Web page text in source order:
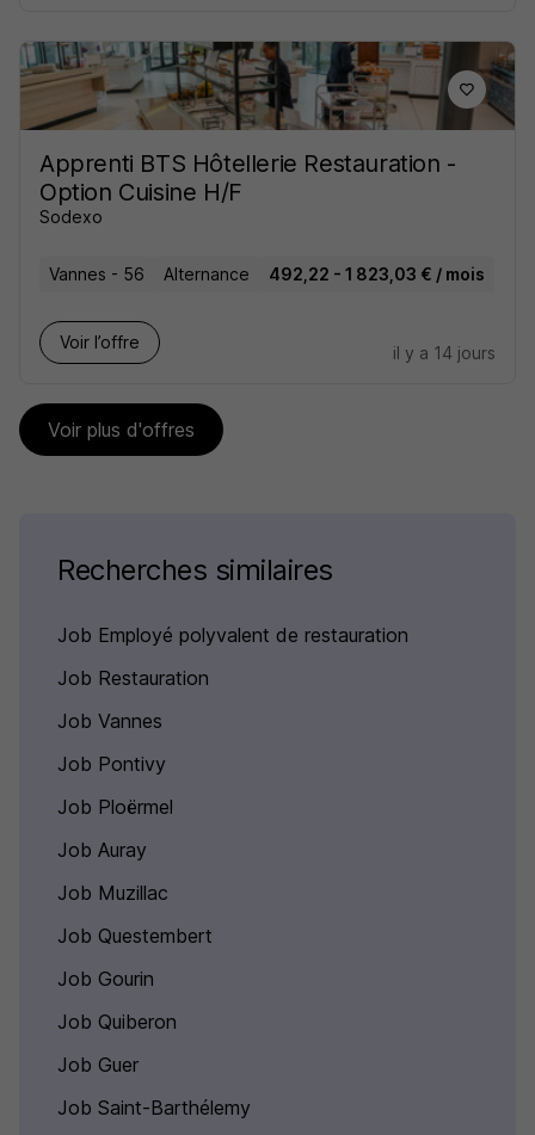
Apprenti BTS Hôtellerie Restauration -
Option Cuisine H/F
Sodexo
Vannes - 56 Alternance 492,22 - 1 823,03 € / mois
Voir l’offre
il y a 14 jours
Voir plus d'offres
Recherches similaires
Job Employé polyvalent de restauration
Job Restauration
Job Vannes
Job Pontivy
Job Ploërmel
Job Auray
Job Muzillac
Job Questembert
Job Gourin
Job Quiberon
Job Guer
Job Saint-Barthélemy